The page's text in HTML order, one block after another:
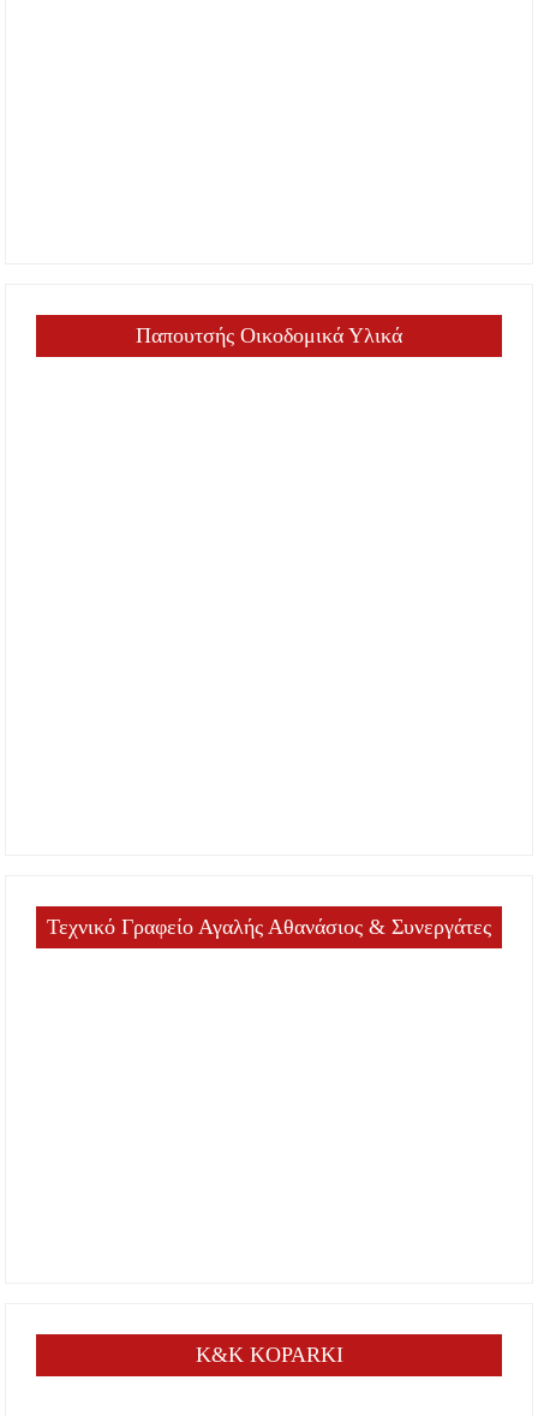
Παπουτσής Οικοδομικά Υλικά
Τεχνικό Γραφείο Αγαλής Αθανάσιος & Συνεργάτες
K&K KOPARKI